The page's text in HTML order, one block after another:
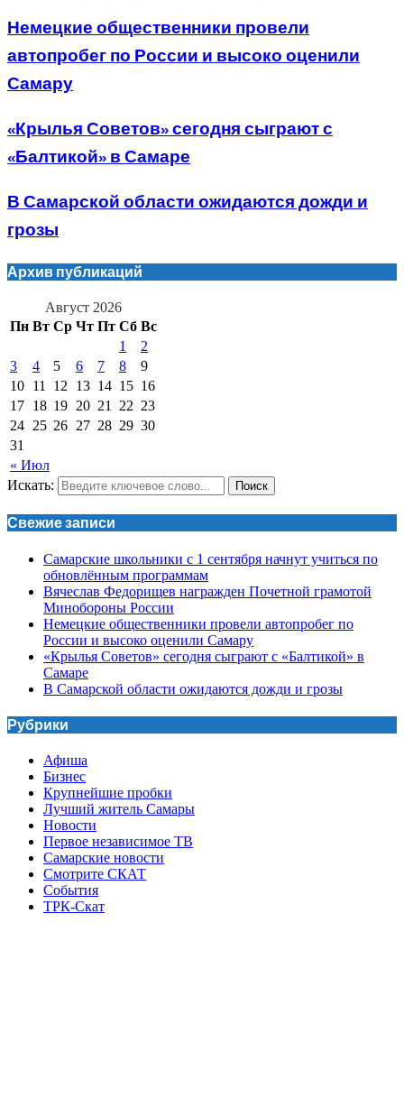
Немецкие общественники провели
автопробег по России и высоко оценили
Самару
«Крылья Советов» сегодня сыграют с
«Балтикой» в Самаре
В Самарской области ожидаются дожди и
грозы
Архив публикаций
Август 2026
Пн Вт Ср Чт Пт Сб Вс
« Июл
1
2
3
4 5 6 7 8
9
10 11 12 13 14 15 16
17 18 19 20 21 22 23
24 25 26 27 28 29 30
31
Искать: Поиск
Свежие записи
Самарские школьники с 1 сентября начнут учиться по
обновлённым программам
Вячеслав Федорищев награжден Почетной грамотой
Минобороны России
Немецкие общественники провели автопробег по
России и высоко оценили Самару
«Крылья Советов» сегодня сыграют с «Балтикой» в
Самаре
В Самарской области ожидаются дожди и грозы
Рубрики
Афиша
Бизнес
Крупнейшие пробки
Лучший житель Самары
Новости
Первое независимое ТВ
Самарские новости
Смотрите СКАТ
События
ТРК-Скат